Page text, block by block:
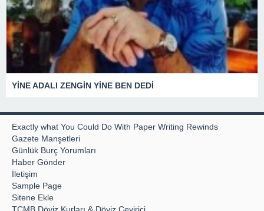
YİNE ADALI ZENGİN YİNE BEN DEDİ
Exactly what You Could Do With Paper Writing Rewinds
Gazete Manşetleri
Günlük Burç Yorumları
Haber Gönder
İletişim
Sample Page
Sitene Ekle